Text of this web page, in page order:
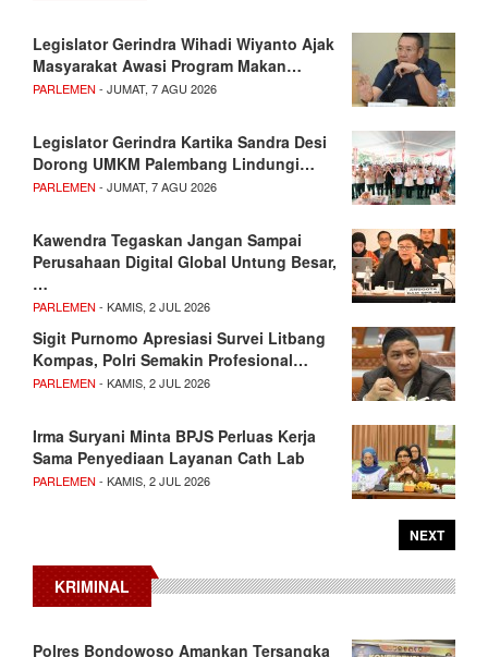
Legislator Gerindra Wihadi Wiyanto Ajak
Masyarakat Awasi Program Makan…
PARLEMEN - JUMAT, 7 AGU 2026
Legislator Gerindra Kartika Sandra Desi
Dorong UMKM Palembang Lindungi…
PARLEMEN - JUMAT, 7 AGU 2026
Kawendra Tegaskan Jangan Sampai
Perusahaan Digital Global Untung Besar,
…
PARLEMEN - KAMIS, 2 JUL 2026
Sigit Purnomo Apresiasi Survei Litbang
Kompas, Polri Semakin Profesional…
PARLEMEN - KAMIS, 2 JUL 2026
Irma Suryani Minta BPJS Perluas Kerja
Sama Penyediaan Layanan Cath Lab
PARLEMEN - KAMIS, 2 JUL 2026
NEXT
KRIMINAL
Polres Bondowoso Amankan Tersangka